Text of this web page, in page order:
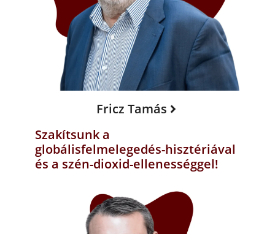
Fricz Tamás
Szakítsunk a
globálisfelmelegedés-hisztériával
és a szén-dioxid-ellenességgel!